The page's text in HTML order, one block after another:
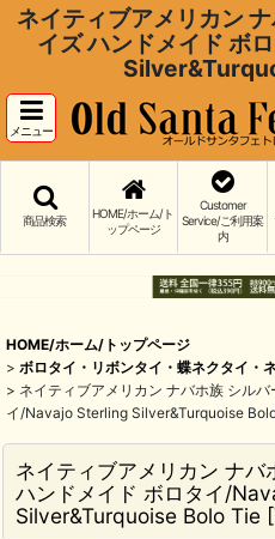
ネイティブアメリカン
イズ ハンドメイド ボ
メニュー
商品検索
HOME/ホーム/ト
ップページ
Customer
Service/ご利用案
内
HOME/ホーム/トップページ
> ボロタイ・リボンタイ・蝶ネクタイ・
> ネイティブアメリカン ナバホ族 シル
イ/Navajo Sterling Silver&Turquoise
ネイティブアメリカン ナ
ハンドメイド ボロタイ/
Silver&Turquoise Bolo Tie [